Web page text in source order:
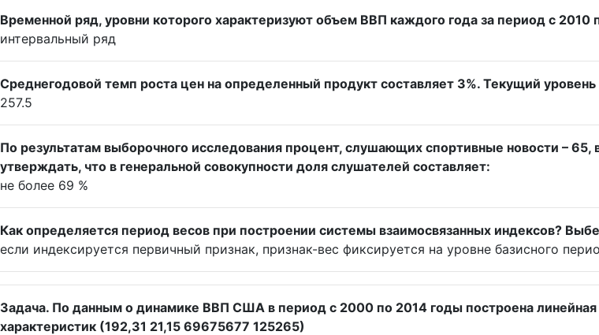
Временной ряд, уровни которого характеризуют объем ВВП каждого года за период с 2010
интервальный ряд
Среднегодовой темп роста цен на определенный продукт составляет 3%. Текущий
257.5
По результатам выборочного исследования процент, слушающих спортивные новости –
утверждать, что в генеральной совокупности доля слушателей составляет:
не более 69 %
Как определяется период весов при построении системы взаимосвязанных индексов?
если индексируется первичный признак, признак-вес фиксируется на уровне базисного
Задача. По данным о динамике ВВП США в период с 2000 по 2014 годы построена
характеристик (192,31 21,15 69675677 125265)